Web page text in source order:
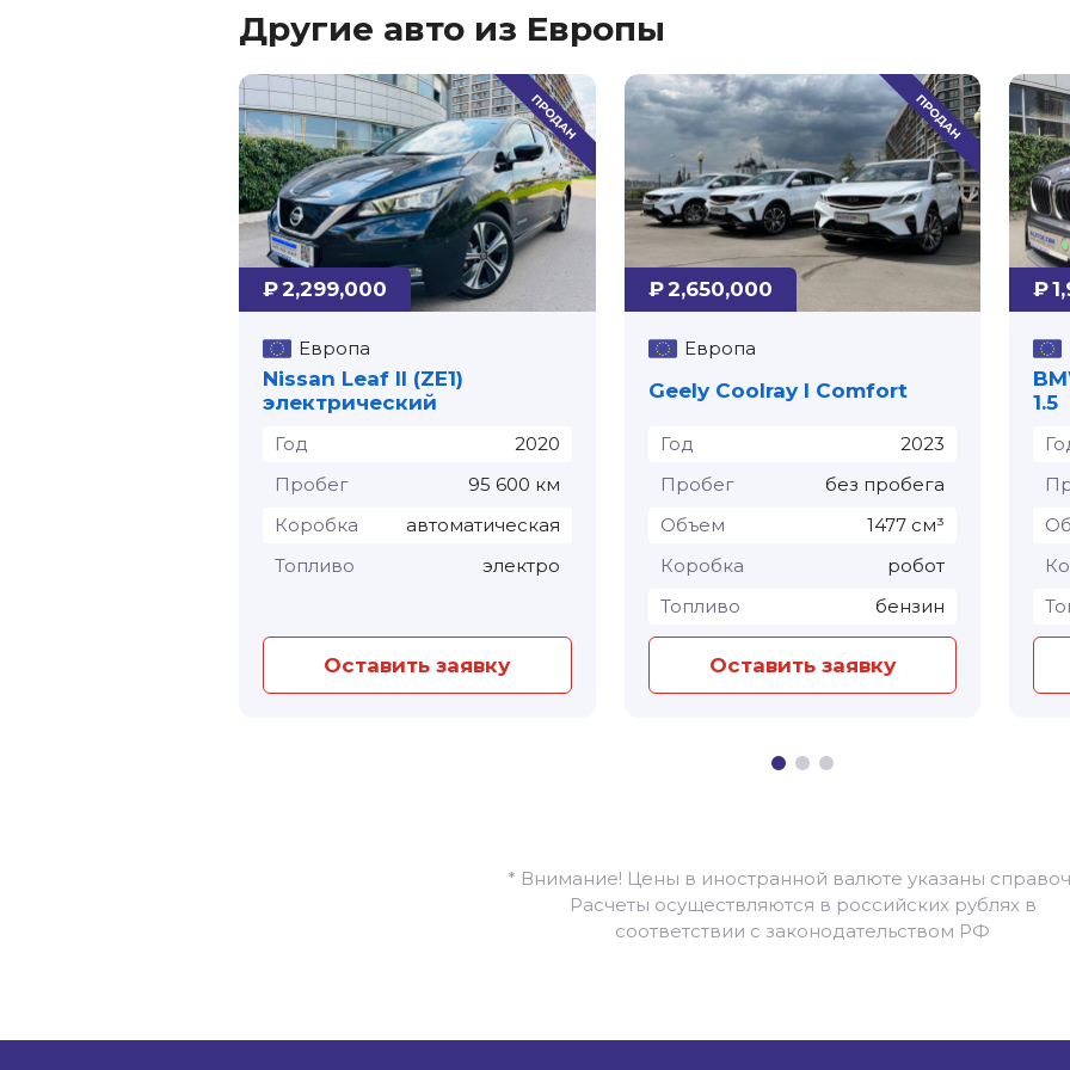
Другие авто из Европы
₽ 2,299,000
Европа
Nissan Leaf II (ZE1)
электрический
Год
2020
Пробег
95 600 км
Коробка
автоматическая
Топливо
электро
Оставить заявку
₽ 2,650,000
Европа
Geely Coolray I Comfort
Год
2023
Пробег
без пробега
Объем
1477 см³
Коробка
робот
Топливо
бензин
Оставить заявку
₽
1.5
* Внимание! Цены в иностранной валюте указаны
Расчеты осуществляются в российских рублях в
соответствии с законодательством РФ